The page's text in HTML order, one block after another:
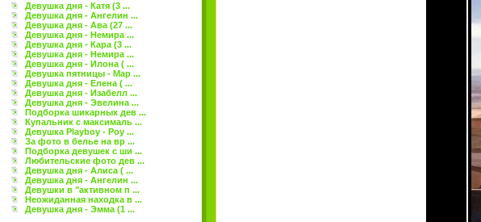
Девушка дня - Катя (3 ...
Девушка дня - Ангелин ...
Девушка дня - Ава (27 ...
Девушка дня - Немира ...
Девушка дня - Кара (3 ...
Девушка дня - Немира ...
Девушка дня - Илона ( ...
Девушка пятницы - Мар ...
Девушка дня - Елена ( ...
Девушка дня - Изабелл ...
Девушка дня - Эвелина ...
Подборка шикарных дев ...
Купальник с максималь ...
Девушка Playboy - Роу ...
За фото в белье на вр ...
Подборка девушек с ши ...
Любительские фото дев ...
Девушка дня - Алиса ( ...
Девушка дня - Ангелин ...
Девушки в "активном п ...
Неожиданная находка в ...
Девушка дня - Эмма (1 ...